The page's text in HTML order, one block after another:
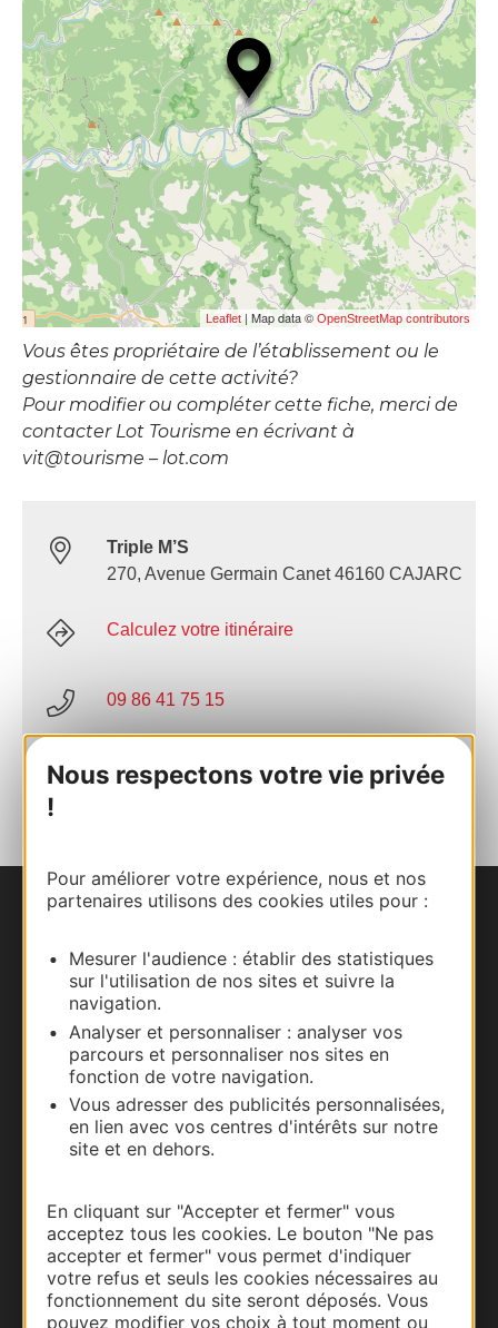
Nous respectons votre vie privée
!
Pour améliorer votre expérience, nous et nos
partenaires utilisons des cookies utiles pour :
Mesurer l'audience : établir des statistiques
sur l'utilisation de nos sites et suivre la
navigation.
Analyser et personnaliser : analyser vos
parcours et personnaliser nos sites en
fonction de votre navigation.
Vous adresser des publicités personnalisées,
en lien avec vos centres d'intérêts sur notre
site et en dehors.
En cliquant sur "Accepter et fermer" vous
acceptez tous les cookies. Le bouton "Ne pas
accepter et fermer" vous permet d'indiquer
votre refus et seuls les cookies nécessaires au
fonctionnement du site seront déposés. Vous
pouvez modifier vos choix à tout moment ou
Leaflet | Map data © OpenStreetMap contributors
Vous êtes propriétaire de l’établissement ou le
gestionnaire de cette activité?
Pour modifier ou compléter cette fiche, merci de
contacter Lot Tourisme en écrivant à
vit@tourisme – lot.com
Triple M’S
270, Avenue Germain Canet 46160 CAJARC
Calculez votre itinéraire
09 86 41 75 15
AU CARNET
Carte interactive
Documentation
Thermalisme